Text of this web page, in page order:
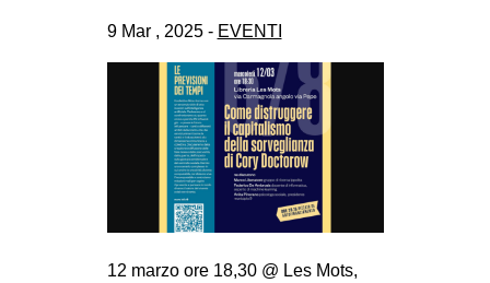
CINEMA
MANIFESTI
MUSICA
RECENSIONI
INTERNAZIONALE
9 Mar , 2025 - EVENTI
12 marzo ore 18,30 @ Les Mots,